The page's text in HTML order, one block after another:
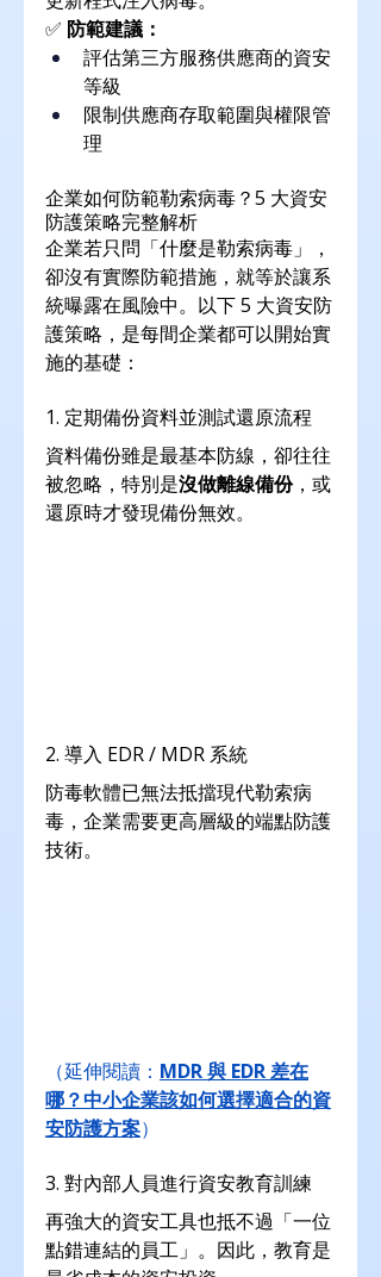
✅ 防範建議：
評估第三方服務供應商的資安
等級
限制供應商存取範圍與權限管
理
企業如何防範勒索病毒？5 大資安
防護策略完整解析
企業若只問「什麼是勒索病毒」，
卻沒有實際防範措施，就等於讓系
統曝露在風險中。以下 5 大資安防
護策略，是每間企業都可以開始實
施的基礎：
1. 定期備份資料並測試還原流程
資料備份雖是最基本防線，卻往往
被忽略，特別是沒做離線備份，或
還原時才發現備份無效。
2. 導入 EDR / MDR 系統
防毒軟體已無法抵擋現代勒索病
毒，企業需要更高層級的端點防護
技術。
（延伸閱讀： MDR 與 EDR 差在
哪？中小企業該如何選擇適合的資
安防護方案）
3. 對內部人員進行資安教育訓練
再強大的資安工具也抵不過「一位
點錯連結的員工」。因此，教育是